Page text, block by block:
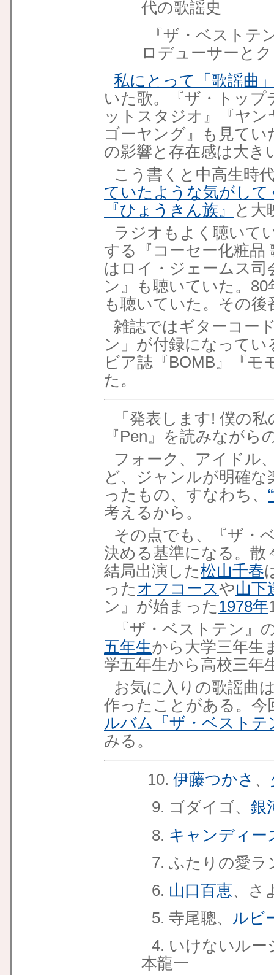
代の歌謡史
『ザ・ベストテ
ロデューサーと
私にとって「歌謡曲
いた歌。『ザ・トッ
ットスタジオ』『ヤ
ゴーヤング』も見て
の影響と存在感は大き
こう書くと中高生時
ていたような気がして
『ひょうきん族』
と大
ラジオもよく聴いて
する『コーセー化粧品
はロイ・ジェームス司
ン』も聴いていた。
も聴いていた。その
雑誌ではギターコー
ン」が付録になって
ビア誌『BOMB』『
た。
「発表します! 僕の
『Pen』を読みながら
フォーク、アイドル
ど、ジャンルが明確
ったもの、すなわち、
考えるから。
その点でも、『ザ・
決める基準になる。散
結局出演した松山千春
ったオフコースや山下
ン』が始まった 1978年
『ザ・ベストテン』
五年生から大学三年生
学五年生から高校三年
お気に入りの歌謡曲
作ったことがある。今
ルバム『ザ・ベストテ
みる。
10. 伊藤つかさ 、
9. ゴダイゴ、 銀
8. キャンディー
7. ふたりの愛ラ
6. 山口百恵、さ
5. 寺尾聰、 ルビ
4. いけないルー
本龍一